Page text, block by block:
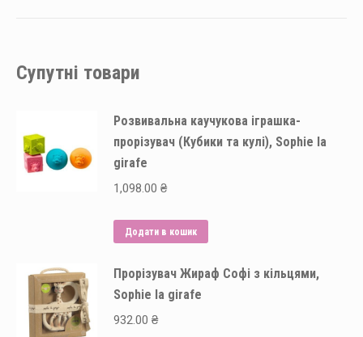
Супутні товари
Розвивальна каучукова іграшка-
прорізувач (Кубики та кулі), Sophie la
girafe
1,098.00 ₴
Додати в кошик
Прорізувач Жираф Софі з кільцями,
Sophie la girafe
932.00 ₴